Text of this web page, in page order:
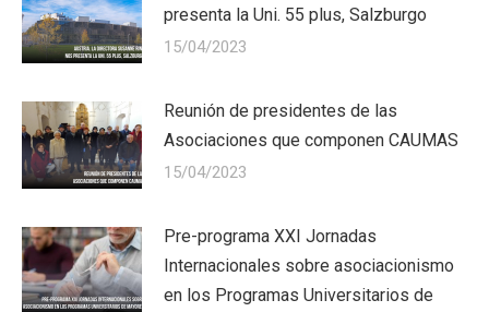
presenta la Uni. 55 plus, Salzburgo
15/04/2023
Reunión de presidentes de las
Asociaciones que componen CAUMAS
15/04/2023
Pre-programa XXI Jornadas
Internacionales sobre asociacionismo
en los Programas Universitarios de